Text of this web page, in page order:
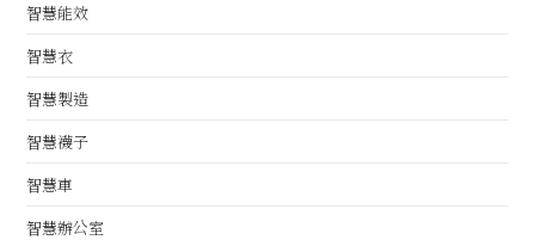
智慧能效
智慧衣
智慧製造
智慧襪子
智慧車
智慧辦公室